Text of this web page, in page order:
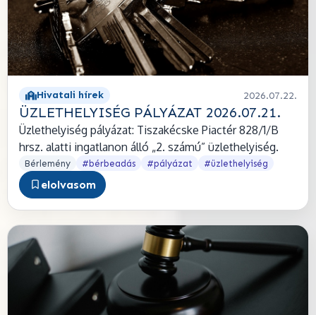
Hivatali hírek 2026.07.22.
ÜZLETHELYISÉG PÁLYÁZAT 2026.07.21.
Üzlethelyiség pályázat: Tiszakécske Piactér 828/1/B
hrsz. alatti ingatlanon álló „2. számú” üzlethelyiség.
Bérlemény #bérbeadás #pályázat #üzlethelyiség
elolvasom